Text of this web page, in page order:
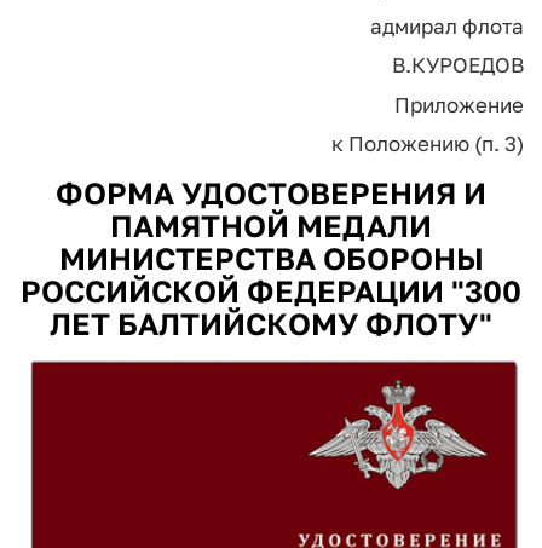
адмирал флота
В.КУРОЕДОВ
Приложение
к Положению (п. 3)
ФОРМА УДОСТОВЕРЕНИЯ И
ПАМЯТНОЙ МЕДАЛИ
МИНИСТЕРСТВА ОБОРОНЫ
РОССИЙСКОЙ ФЕДЕРАЦИИ "300
ЛЕТ БАЛТИЙСКОМУ ФЛОТУ"